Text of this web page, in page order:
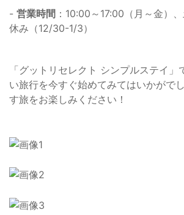
- 営業時間 ：10:00～17:00（月～金）
休み（12/30-1/3）
「グットリセレクト シンプルステイ」
い旅行を今すぐ始めてみてはいかがで
す旅をお楽しみください！